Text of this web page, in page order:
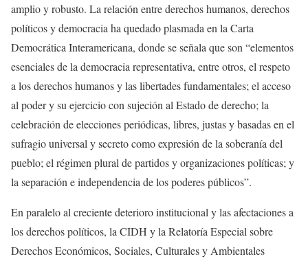
amplio y robusto. La relación entre derechos humanos, derechos
políticos y democracia ha quedado plasmada en la Carta
Democrática Interamericana, donde se señala que son “elementos
esenciales de la democracia representativa, entre otros, el respeto
a los derechos humanos y las libertades fundamentales; el acceso
al poder y su ejercicio con sujeción al Estado de derecho; la
celebración de elecciones periódicas, libres, justas y basadas en el
sufragio universal y secreto como expresión de la soberanía del
pueblo; el régimen plural de partidos y organizaciones políticas; y
la separación e independencia de los poderes públicos”.
En paralelo al creciente deterioro institucional y las afectaciones a
los derechos políticos, la CIDH y la Relatoría Especial sobre
Derechos Económicos, Sociales, Culturales y Ambientales